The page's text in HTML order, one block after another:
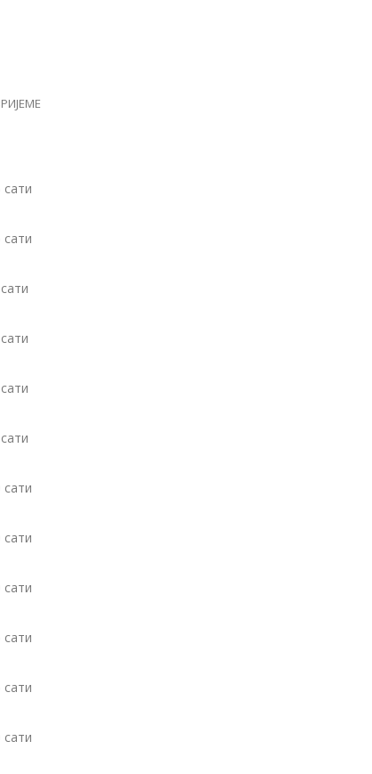
сати
сати
сати
сати
сати
сати
сати
сати